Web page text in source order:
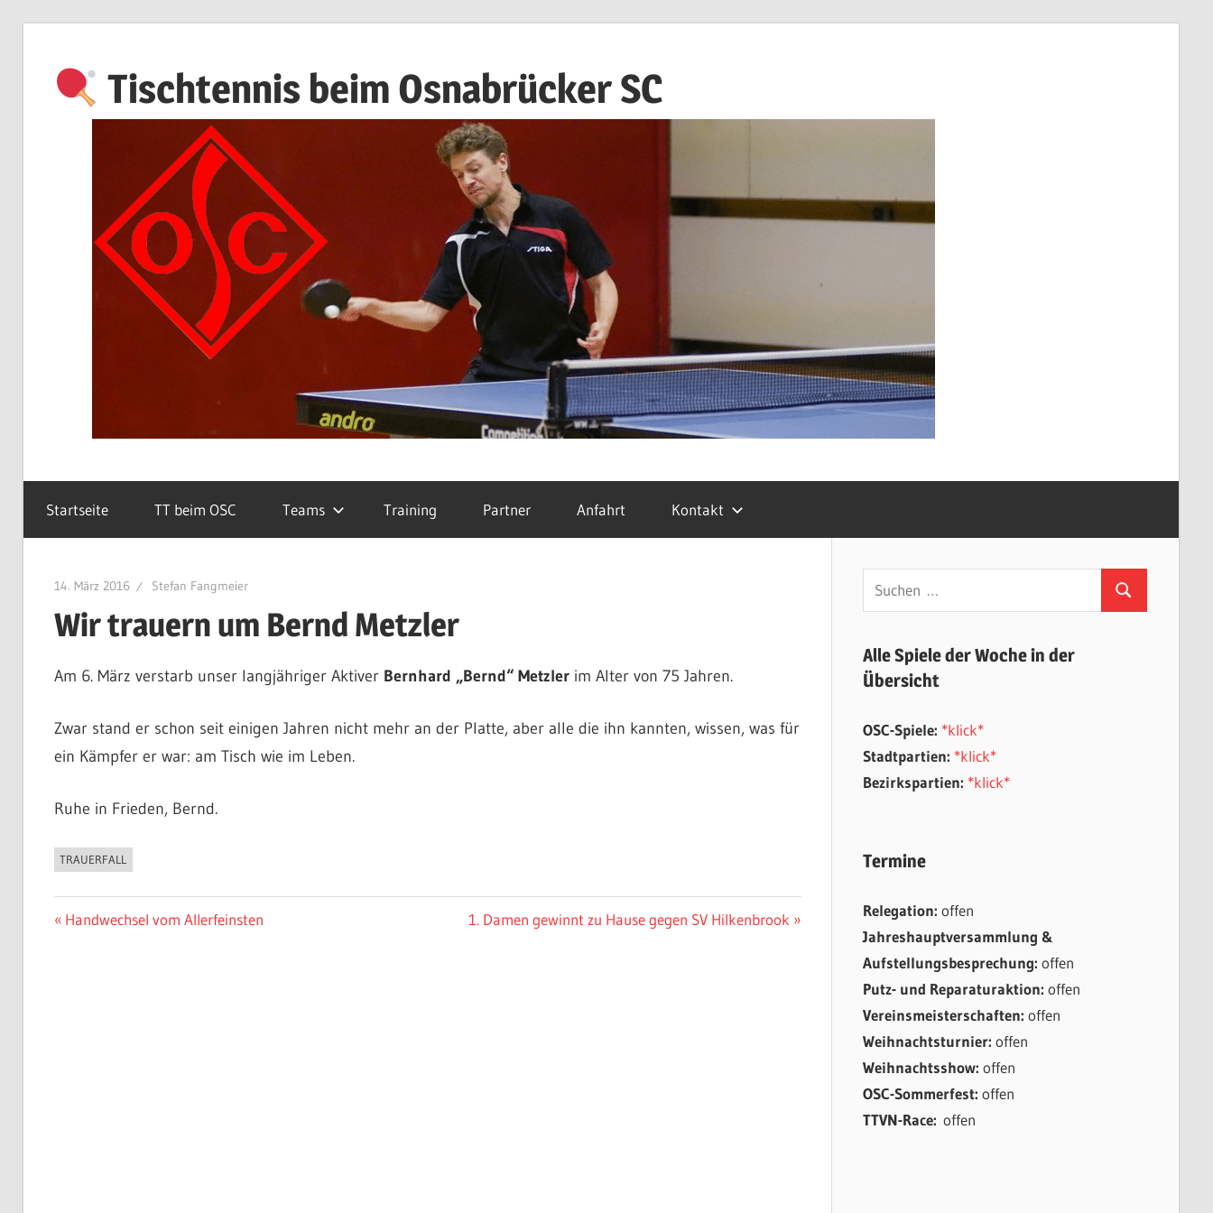
springen
Tischtennis beim Osnabrücker SC
Startseite TT beim OSC Teams Training Partner Anfahrt Kontakt
14. März 2016 Stefan Fangmeier
Wir trauern um Bernd Metzler
Am 6. März verstarb unser langjähriger Aktiver Bernhard „Bernd“ Metzlerim Alter von 75 Jahren.
Zwar stand er schon seit einigen Jahren nicht mehr an der Platte, aber alle die ihn kannten, wissen, was für
ein Kämpfer er war: am Tisch wie im Leben.
Ruhe in Frieden, Bernd.
ALLGEMEIN
TRAUERFALL
Beitragsnavigation
Vorheriger
Handwechsel vom Allerfeinsten
Nächster
1. Damen gewinnt zu Hause gegen SV Hilkenbrook
Suchen
nach:
Suchen
Alle Spiele der Woche in der
Übersicht
OSC-Spiele: *klick*
Stadtpartien: *klick*
Bezirkspartien: *klick*
Termine
Relegation: offen
Jahreshauptversammlung &
Aufstellungsbesprechung: offen
Putz- und Reparaturaktion: offen
Vereinsmeisterschaften: offen
Weihnachtsturnier: offen
Weihnachtsshow: offen
OSC-Sommerfest: offen
TTVN-Race: offen